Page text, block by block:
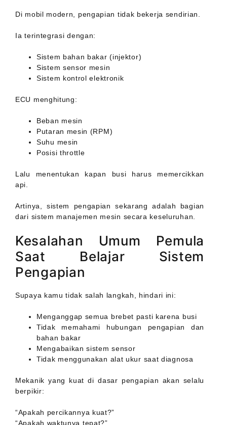
Di mobil modern, pengapian tidak bekerja sendirian.
Ia terintegrasi dengan:
Sistem bahan bakar (injektor)
Sistem sensor mesin
Sistem kontrol elektronik
ECU menghitung:
Beban mesin
Putaran mesin (RPM)
Suhu mesin
Posisi throttle
Lalu menentukan kapan busi harus memercikkan
api.
Artinya, sistem pengapian sekarang adalah bagian
dari sistem manajemen mesin secara keseluruhan.
Kesalahan Umum Pemula
Saat Belajar Sistem
Pengapian
Supaya kamu tidak salah langkah, hindari ini:
Menganggap semua brebet pasti karena busi
Tidak memahami hubungan pengapian dan
bahan bakar
Mengabaikan sistem sensor
Tidak menggunakan alat ukur saat diagnosa
Mekanik yang kuat di dasar pengapian akan selalu
berpikir:
“Apakah percikannya kuat?”
“Apakah waktunya tepat?”